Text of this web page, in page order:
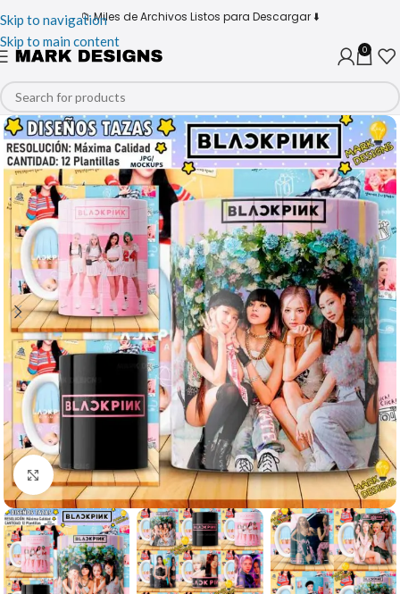
Skip to navigation
Skip to main content
📁 Miles de Archivos Listos para Descargar ⬇️
0
Click to enlarge